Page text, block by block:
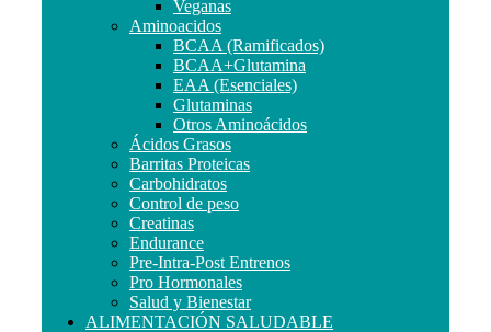
Veganas
Aminoacidos
BCAA (Ramificados)
BCAA+Glutamina
EAA (Esenciales)
Glutaminas
Otros Aminoácidos
Ácidos Grasos
Barritas Proteicas
Carbohidratos
Control de peso
Creatinas
Endurance
Pre-Intra-Post Entrenos
Pro Hormonales
Salud y Bienestar
ALIMENTACIÓN SALUDABLE